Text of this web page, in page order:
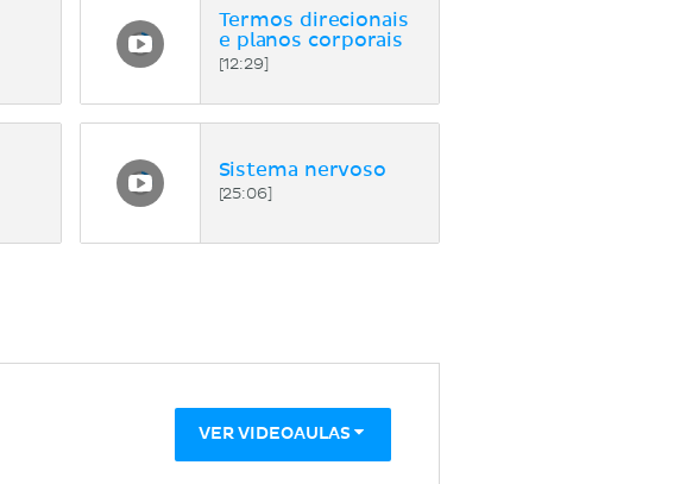
Termos direcionais
e planos corporais
[12:29]
Sistema nervoso
[25:06]
VER VIDEOAULAS